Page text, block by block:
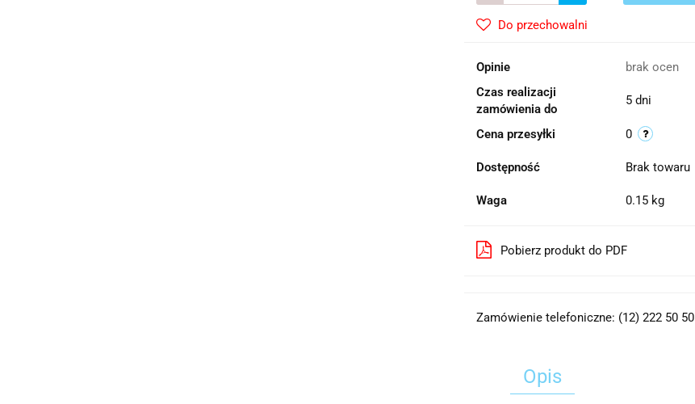
Do przechowalni
Opinie
brak ocen
Czas realizacji
zamówienia do
5 dni
Cena przesyłki 0
Dostępność Brak towaru
Waga 0.15 kg
Pobierz produkt do PDF
Zamówienie telefoniczne: (12) 222 50 50
Opis